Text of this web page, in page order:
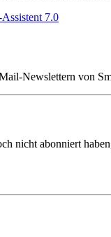
7.0
Newslettern von
nicht abonniert